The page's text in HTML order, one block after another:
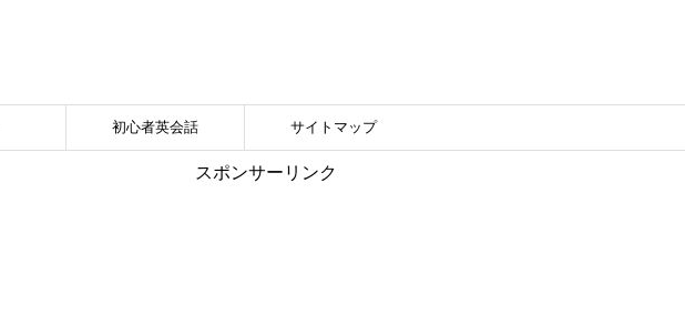
初心者英会話 サイトマップ
スポンサーリンク